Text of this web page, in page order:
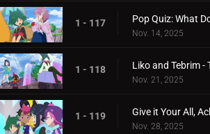
1 - 117
Nov. 14, 2025
1 - 118
Nov. 21, 2025
1 - 119
Nov. 28, 2025